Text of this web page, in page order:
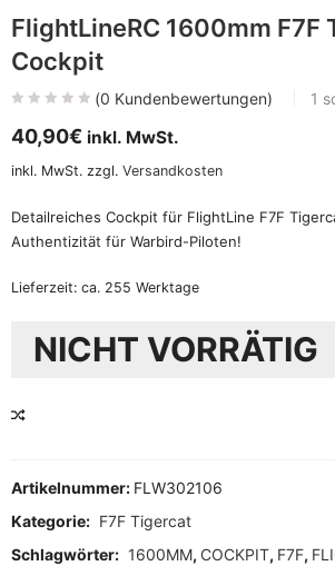
FlightLineRC 1600mm F7F
Cockpit
(0 Kundenbewertungen) 1
40,90€ inkl. MwSt.
inkl. MwSt. zzgl. Versandkosten
Detailreiches Cockpit für FlightLine F7F
Authentizität für Warbird-Piloten!
Lieferzeit: ca. 255 Werktage
NICHT VORRÄTIG
Artikelnummer: FLW302106
Kategorie: F7F Tigercat
Schlagwörter: 1600MM, COCKPIT, F7F,